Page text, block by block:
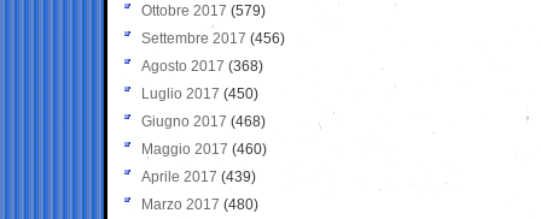
Ottobre 2017 (579)
Settembre 2017 (456)
Agosto 2017 (368)
Luglio 2017 (450)
Giugno 2017 (468)
Maggio 2017 (460)
Aprile 2017 (439)
Marzo 2017 (480)